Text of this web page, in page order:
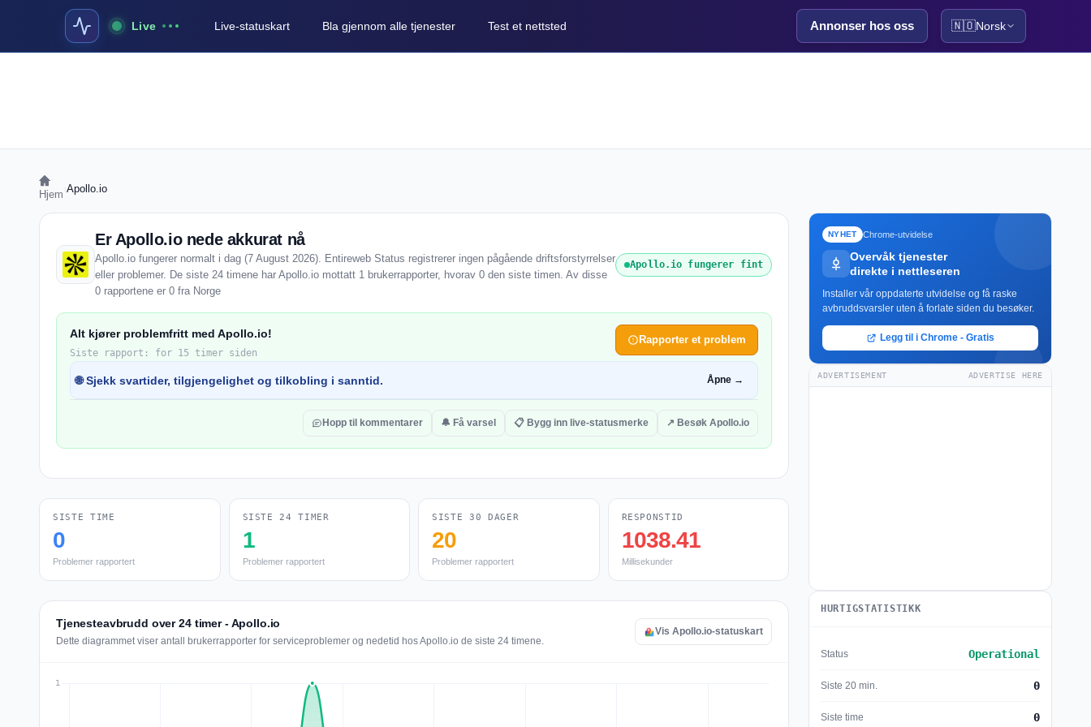
Live Live-statuskart Bla gjennom alle tjenester Test et nettsted Annonser hos oss 🇳🇴Norsk
Hjem Apollo.io
Er Apollo.io nede akkurat nå
Apollo.io fungerer normalt i dag (7 August 2026). Entireweb Status registrerer ingen pågående driftsforstyrrelser
eller problemer. De siste 24 timene har Apollo.io mottatt 1 brukerrapporter, hvorav 0 den siste timen. Av disse
0 rapportene er 0 fra Norge
Apollo.io fungerer fint
Alt kjører problemfritt med Apollo.io!
Siste rapport: for 15 timer siden
Rapporter et problem
🌐 Sjekk svartider, tilgjengelighet og tilkobling i sanntid. Åpne →
Hopp til kommentarer 🔔 Få varsel 📋 Bygg inn live-statusmerke ↗ Besøk Apollo.io
SISTE TIME
0
Problemer rapportert
SISTE 24 TIMER
1
Problemer rapportert
SISTE 30 DAGER
20
Problemer rapportert
RESPONSTID
1038.41
Millisekunder
Tjenesteavbrudd over 24 timer - Apollo.io
Dette diagrammet viser antall brukerrapporter for serviceproblemer og nedetid hos Apollo.io de siste 24 timene.
Vis Apollo.io-statuskart
NYHET Chrome-utvidelse
Overvåk tjenester
direkte i nettleseren
Installer vår oppdaterte utvidelse og få raske
avbruddsvarsler uten å forlate siden du besøker.
Legg til i Chrome - Gratis
ADVERTISEMENT ADVERTISE HERE
HURTIGSTATISTIKK
Status Operational
Siste 20 min. 0
Siste time 0